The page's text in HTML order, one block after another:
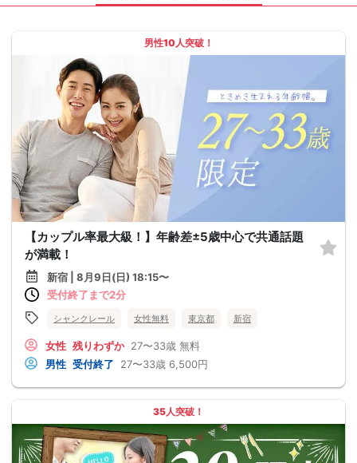
男性10人突破！
【カップル率最大級！】年齢差±5歳中心で共通話題
が満載！
新宿 | 8月9日(日) 18:15〜
受付終了まで2分
シャンクレール 女性無料 東京都 新宿
女性 残りわずか 27〜33歳 無料
男性 受付終了 27〜33歳 6,500円
35人突破！